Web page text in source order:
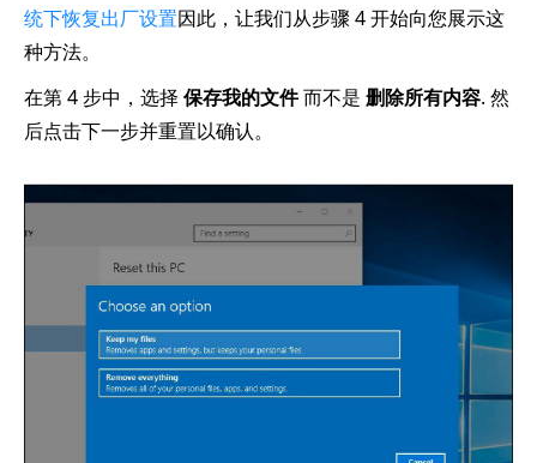
统下恢复出厂设置因此，让我们从步骤 4 开始向您展示这
种方法。
在第 4 步中，选择 保存我的文件而不是 删除所有内容. 然
后点击下一步并重置以确认。